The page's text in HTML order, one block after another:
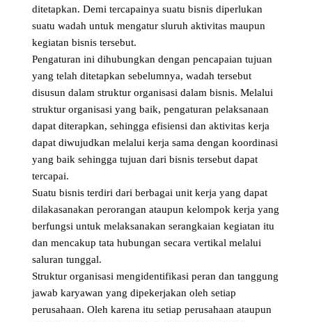
ditetapkan. Demi tercapainya suatu bisnis diperlukan
suatu wadah untuk mengatur sluruh aktivitas maupun
kegiatan bisnis tersebut.
Pengaturan ini dihubungkan dengan pencapaian tujuan
yang telah ditetapkan sebelumnya, wadah tersebut
disusun dalam struktur organisasi dalam bisnis. Melalui
struktur organisasi yang baik, pengaturan pelaksanaan
dapat diterapkan, sehingga efisiensi dan aktivitas kerja
dapat diwujudkan melalui kerja sama dengan koordinasi
yang baik sehingga tujuan dari bisnis tersebut dapat
tercapai.
Suatu bisnis terdiri dari berbagai unit kerja yang dapat
dilakasanakan perorangan ataupun kelompok kerja yang
berfungsi untuk melaksanakan serangkaian kegiatan itu
dan mencakup tata hubungan secara vertikal melalui
saluran tunggal.
Struktur organisasi mengidentifikasi peran dan tanggung
jawab karyawan yang dipekerjakan oleh setiap
perusahaan. Oleh karena itu setiap perusahaan ataupun